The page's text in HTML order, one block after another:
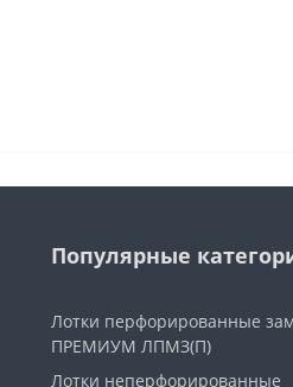
Популярные
Лотки перфорированные
ПРЕМИУМ ЛПМЗ(П)
Лотки неперфорированные